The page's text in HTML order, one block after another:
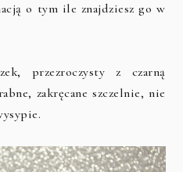
o tym ile znajdziesz go w
przezroczysty z czarną
zakręcane szczelnie, nie